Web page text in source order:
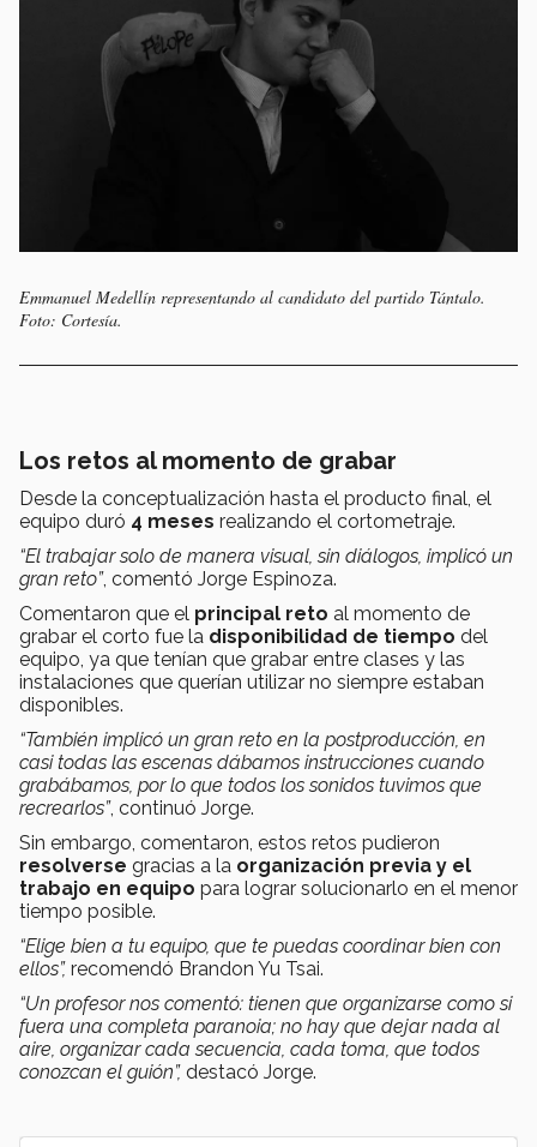
Emmanuel Medellín representando al candidato del partido Tántalo.
Foto: Cortesía.
Los retos al momento de grabar
Desde la conceptualización hasta el producto final, el
equipo duró 4 meses realizando el cortometraje.
“El trabajar solo de manera visual, sin diálogos, implicó un
gran reto”, comentó Jorge Espinoza.
Comentaron que el principal reto al momento de
grabar el corto fue la disponibilidad de tiempo del
equipo, ya que tenían que grabar entre clases y las
instalaciones que querían utilizar no siempre estaban
disponibles.
“También implicó un gran reto en la postproducción, en
casi todas las escenas dábamos instrucciones cuando
grabábamos, por lo que todos los sonidos tuvimos que
recrearlos”, continuó Jorge.
Sin embargo, comentaron, estos retos pudieron
resolverse gracias a la organización previa y el
trabajo en equipo para lograr solucionarlo en el menor
tiempo posible.
“Elige bien a tu equipo, que te puedas coordinar bien con
ellos”, recomendó Brandon Yu Tsai.
“Un profesor nos comentó: tienen que organizarse como si
fuera una completa paranoia; no hay que dejar nada al
aire, organizar cada secuencia, cada toma, que todos
conozcan el guión”, destacó Jorge.